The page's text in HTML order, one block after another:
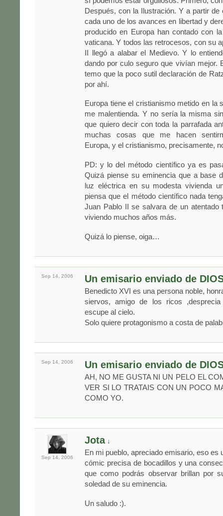
Después, con la Ilustración. Y a partir de
cada uno de los avances en libertad y
producido en Europa han contado con
vaticana. Y todos las retrocesos, con su
II llegó a alabar el Medievo. Y lo
dando por culo seguro que vivían mejor.
temo que la poco sutil declaración de
por ahí.
Europa tiene el cristianismo metido en la
me malentienda. Y no sería la misma
que quiero decir con toda la parrafada
muchas cosas que me hacen
Europa, y el cristianismo, precisamente,
PD: y lo del método científico ya es
Quizá piense su eminencia que a base
luz eléctrica en su modesta vivienda
piensa que el método científico nada
Juan Pablo II se salvara de un atentado
viviendo muchos años más.
Quizá lo piense, oiga…
Sep 14, 2006 Un emisario enviado de
Benedicto XVI es una persona noble,
siervos, amigo de los ricos
escupe al cielo.
Solo quiere protagonismo a costa de
Sep 14, 2006 Un emisario enviado de
AH, NO ME GUSTA NI UN PELO EL
VER SI LO TRATAIS CON UN POCO
COMO YO.
Sep 14, 2006
Jota↓
En mi pueblo, apreciado emisario, eso es
cómic precisa de bocadillos y una
que como podrás observar brillan por
soledad de su eminencia.
Un saludo :).